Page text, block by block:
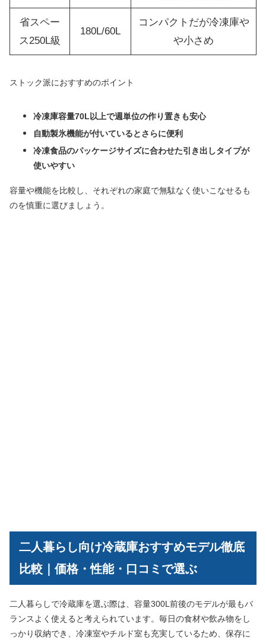
省スペー
ス250L級
180L/60L
コンパクトだが冷凍庫や
や小さめ
ストック派におすすめのポイント
冷凍庫容量70L以上で週単位の作り置きも安心
自動製氷機能が付いているとさらに便利
冷凍食品のパッケージサイズに合わせた引き出しタイプが
使いやすい
容量や機能を比較し、それぞれの家庭で無駄なく使いこなせるも
のを慎重に選びましょう。
二人暮らし向け冷蔵庫おすすめモデル徹底
比較｜価格・性能・口コミで選ぶ
二人暮らしで冷蔵庫を選ぶ際は、容量300L前後のモデルが最もバ
ランスよく使えると考えられています。毎日の食材や飲み物をし
っかり収納でき、冷凍室やチルド室も充実しているため、保存に